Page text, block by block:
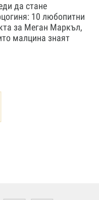
да стане
10 любопитни
за Меган Маркъл,
малцина знаят